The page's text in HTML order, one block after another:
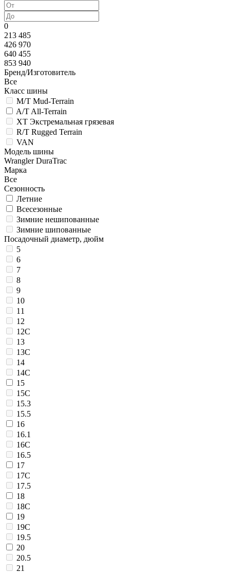
По популярности
0
213 485
426 970
640 455
853 940
Бренд/Изготовитель
Все
Класс шины
M/T Mud-Terrain
A/T All-Terrain
XT Экстремальная грязевая
R/T Rugged Terrain
VAN
Модель шины
Wrangler DuraTrac
Марка
Все
Сезонность
Летние
Всесезонные
Зимние нешипованные
Зимние шипованные
Посадочный диаметр, дюйм
5
6
7
8
9
10
11
12
12C
13
13C
14
14C
15
15C
15.3
15.5
16
16.1
16C
16.5
17
17C
17.5
18
18C
19
19C
19.5
20
20.5
21